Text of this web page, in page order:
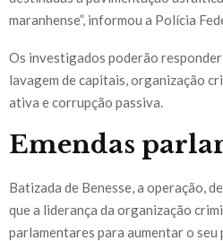
maranhense”, informou a Polícia
Os investigados poderão
lavagem de capitais, organização
ativa e corrupção passiva.
Emendas
Batizada de Benesse, a operação,
que a liderança da organização
parlamentares para aumentar o seu